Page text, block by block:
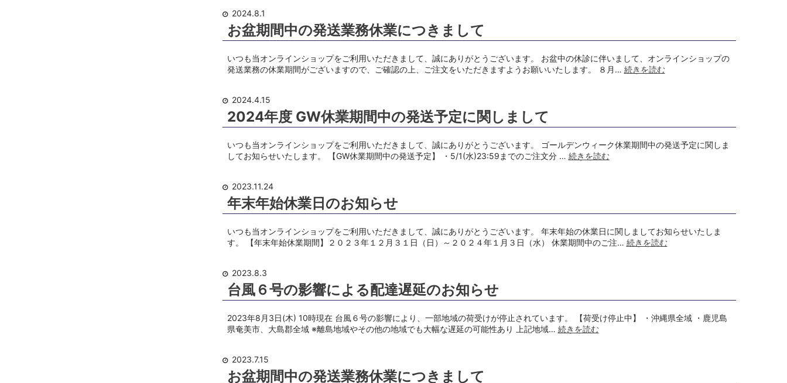
2024.8.1
お盆期間中の発送業務休業につきまして
いつも当オンラインショップをご利用いただきまして、誠にありがとうございます。 お盆中の休診に伴いまして、オンラインショップの
発送業務の休業期間がございますので、ご確認の上、ご注文をいただきますようお願いいたします。 ８月… 続きを読む
2024.4.15
2024年度 GW休業期間中の発送予定に関しまして
いつも当オンラインショップをご利用いただきまして、誠にありがとうございます。 ゴールデンウィーク休業期間中の発送予定に関しま
してお知らせいたします。 【GW休業期間中の発送予定】 ・5/1(水)23:59までのご注文分 … 続きを読む
2023.11.24
年末年始休業日のお知らせ
いつも当オンラインショップをご利用いただきまして、誠にありがとうございます。 年末年始の休業日に関しましてお知らせいたしま
す。 【年末年始休業期間】２０２３年１２月３１日（日）～２０２４年１月３日（水） 休業期間中のご注… 続きを読む
2023.8.3
台風６号の影響による配達遅延のお知らせ
2023年8月3日(木) 10時現在 台風６号の影響により、一部地域の荷受けが停止されています。 【荷受け停止中】 ・沖縄県全域 ・鹿児島
県奄美市、大島郡全域 ※離島地域やその他の地域でも大幅な遅延の可能性あり 上記地域… 続きを読む
2023.7.15
お盆期間中の発送業務休業につきまして